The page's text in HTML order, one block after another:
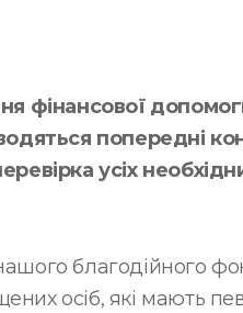
фінансової
попередні
усіх
благодійного
осіб, які мають